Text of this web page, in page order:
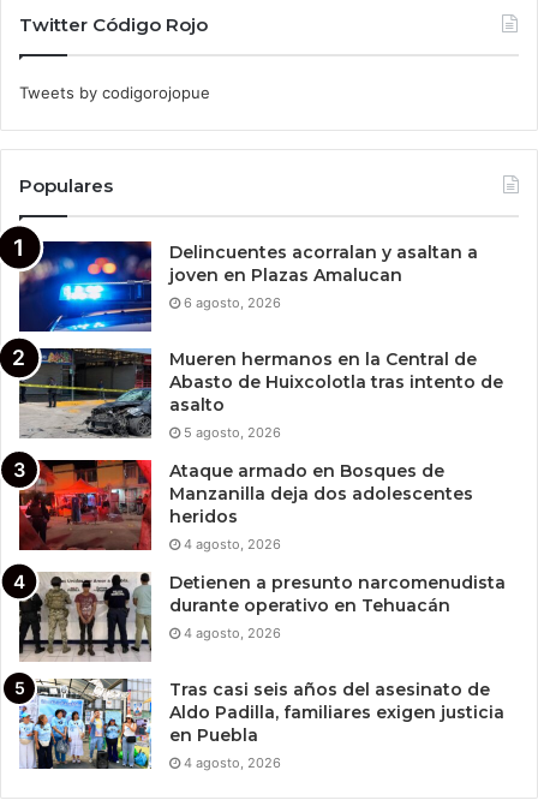
Twitter Código Rojo
Tweets by codigorojopue
Populares
Delincuentes acorralan y asaltan a
joven en Plazas Amalucan
6 agosto, 2026
Mueren hermanos en la Central de
Abasto de Huixcolotla tras intento de
asalto
5 agosto, 2026
Ataque armado en Bosques de
Manzanilla deja dos adolescentes
heridos
4 agosto, 2026
Detienen a presunto narcomenudista
durante operativo en Tehuacán
4 agosto, 2026
Tras casi seis años del asesinato de
Aldo Padilla, familiares exigen justicia
en Puebla
4 agosto, 2026